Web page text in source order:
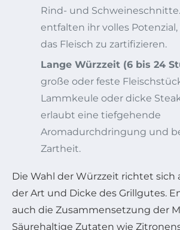
Rind- und
entfalten ihr volles Potenzial,
das Fleisch zu zartifizieren.
Lange Würzzeit (6 bis 24
große oder feste
Lammkeule oder dicke
erlaubt eine tiefgehende
Aromadurchdringung und
Zartheit.
Die Wahl der Würzzeit richtet sich
der Art und Dicke des Grillgutes.
auch die Zusammensetzung der
Säurehaltige Zutaten wie